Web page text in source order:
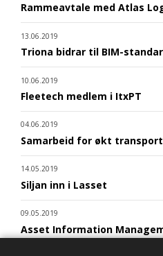
Rammeavtale med Atlas
13.06.2019
Triona bidrar til BIM-
10.06.2019
Fleetech medlem i ItxPT
04.06.2019
Samarbeid for økt
14.05.2019
Siljan inn i Lasset
09.05.2019
Asset Information